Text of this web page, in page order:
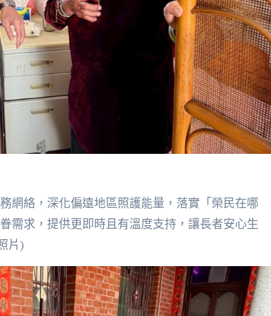
網絡，深化偏遠地區照護能量，落實「榮民在哪
需求，提供更即時且有溫度支持，讓長者安心生
片)